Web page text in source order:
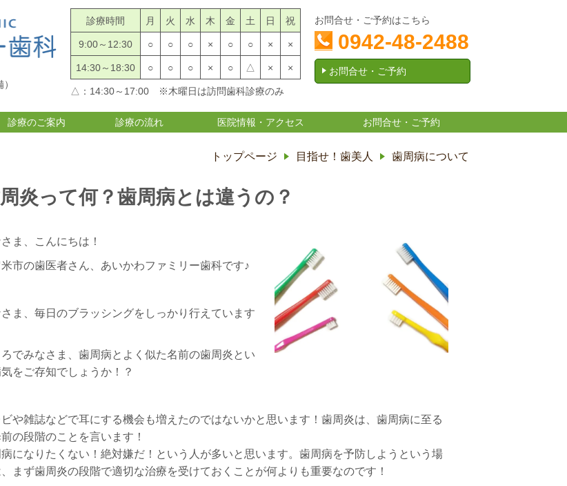
診療時間 月 火 水 木 金 土 日 祝
9:00～12:30 ○ ○ ○ × ○ ○ × ×
14:30～18:30 ○ ○ ○ × ○ △ × ×
△：14:30～17:00 ※木曜日は訪問歯科診療のみ
お問合せ・ご予約はこちら
0942-48-2488
お問合せ・ご予約
診療のご案内 診療の流れ 医院情報・アクセス お問合せ・ご予約
トップページ 目指せ！歯美人 歯周病について
炎って何？歯周病とは違うの？
ま、こんにちは！
市の歯医者さん、あいかわファミリー歯科です♪
ま、毎日のブラッシングをしっかり行えています
ろでみなさま、歯周病とよく似た名前の歯周炎とい
気をご存知でしょうか！？
や雑誌などで耳にする機会も増えたのではないかと思います！歯周炎は、歯周病に至る
の段階のことを言います！
になりたくない！絶対嫌だ！という人が多いと思います。歯周病を予防しようという場
まず歯周炎の段階で適切な治療を受けておくことが何よりも重要なのです！